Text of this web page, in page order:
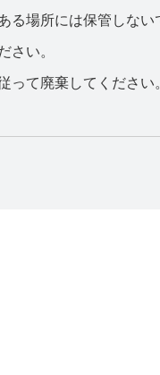
る場所には保管しない
さい。
って廃棄してください。